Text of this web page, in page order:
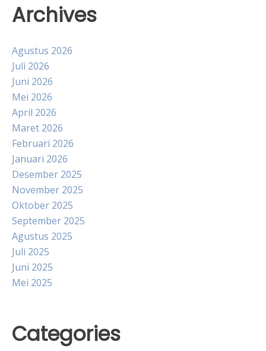
Archives
Agustus 2026
Juli 2026
Juni 2026
Mei 2026
April 2026
Maret 2026
Februari 2026
Januari 2026
Desember 2025
November 2025
Oktober 2025
September 2025
Agustus 2025
Juli 2025
Juni 2025
Mei 2025
Categories